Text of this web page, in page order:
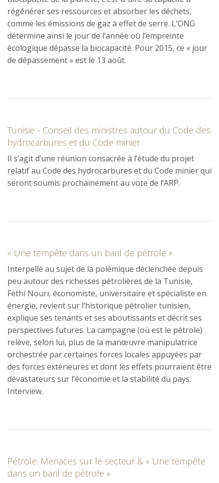
régénérer ses ressources et absorber les déchets,
comme les émissions de gaz à effet de serre. L’ONG
détermine ainsi le jour de l’année où l’empreinte
écologique dépasse la biocapacité. Pour 2015, ce « jour
de dépassement » est le 13 août.
Tunisie - Conseil des ministres autour du Code des
hydrocarbures et du Code minier
Il s’agit d’une réunion consacrée à l’étude du projet
relatif au Code des hydrocarbures et du Code minier qui
seront soumis prochainement au vote de l’ARP.
« Une tempête dans un baril de pétrole »
Interpellé au sujet de la polémique déclenchée depuis
peu autour des richesses pétrolières de la Tunisie,
Fethi Nouri, économiste, universitaire et spécialiste en
énergie, revient sur l’historique pétrolier tunisien,
explique ses tenants et ses aboutissants et décrit ses
perspectives futures. La campagne (où est le pétrole)
relève, selon lui, plus de la manœuvre manipulatrice
orchestrée par certaines forces locales appuyées par
des forces extérieures et dont les effets pourraient être
dévastateurs sur l’économie et la stabilité du pays.
Interview.
Pétrole: Menaces sur le secteur & « Une tempête
dans un baril de pétrole »